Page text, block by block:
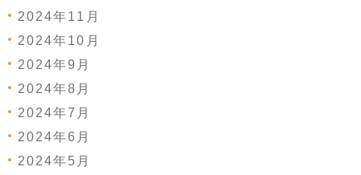
2024年11月
2024年10月
2024年9月
2024年8月
2024年7月
2024年6月
2024年5月